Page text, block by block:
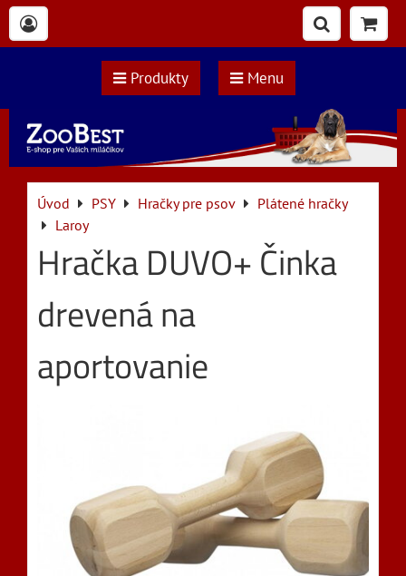
Produkty Menu
Úvod PSY Hračky pre psov
Plátené hračky
Laroy
Hračka DUVO+ Činka
drevená na
aportovanie